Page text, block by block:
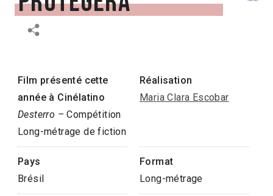
Film présenté cette
année à Cinélatino
Desterro –Compétition
Long-métrage de fiction
Réalisation
Maria Clara Escobar
Pays
Brésil
Format
Long-métrage